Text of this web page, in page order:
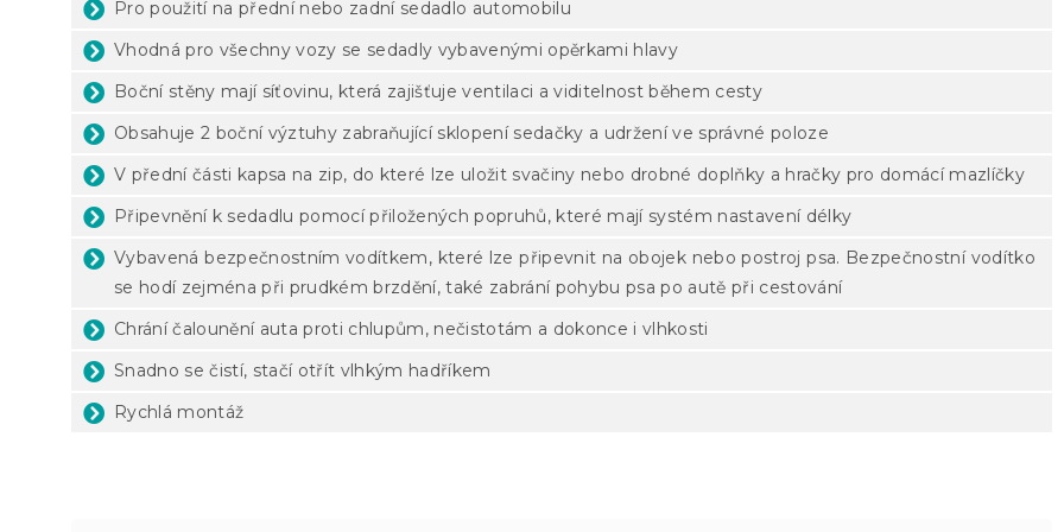
Pro použití na přední nebo zadní sedadlo automobilu
Vhodná pro všechny vozy se sedadly vybavenými opěrkami hlavy
Boční stěny mají síťovinu, která zajišťuje ventilaci a viditelnost během cesty
Obsahuje 2 boční výztuhy zabraňující sklopení sedačky a udržení ve správné poloze
V přední části kapsa na zip, do které lze uložit svačiny nebo drobné doplňky a hračky pro domácí mazlíčky
Připevnění k sedadlu pomocí přiložených popruhů, které mají systém nastavení délky
Vybavená bezpečnostním vodítkem, které lze připevnit na obojek nebo postroj psa. Bezpečnostní vodítko
se hodí zejména při prudkém brzdění, také zabrání pohybu psa po autě při cestování
Chrání čalounění auta proti chlupům, nečistotám a dokonce i vlhkosti
Snadno se čistí, stačí otřít vlhkým hadříkem
Rychlá montáž